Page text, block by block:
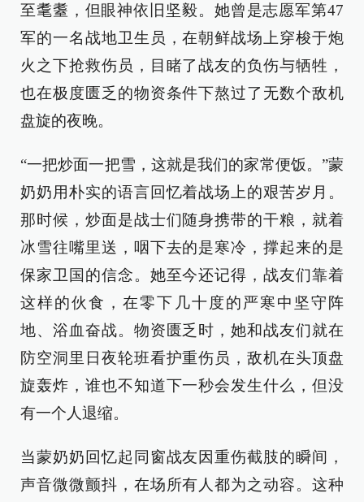
至耄耋，但眼神依旧坚毅。她曾是志愿军第47
军的一名战地卫生员，在朝鲜战场上穿梭于炮
火之下抢救伤员，目睹了战友的负伤与牺牲，
也在极度匮乏的物资条件下熬过了无数个敌机
盘旋的夜晚。
“一把炒面一把雪，这就是我们的家常便饭。”蒙
奶奶用朴实的语言回忆着战场上的艰苦岁月。
那时候，炒面是战士们随身携带的干粮，就着
冰雪往嘴里送，咽下去的是寒冷，撑起来的是
保家卫国的信念。她至今还记得，战友们靠着
这样的伙食，在零下几十度的严寒中坚守阵
地、浴血奋战。物资匮乏时，她和战友们就在
防空洞里日夜轮班看护重伤员，敌机在头顶盘
旋轰炸，谁也不知道下一秒会发生什么，但没
有一个人退缩。
当蒙奶奶回忆起同窗战友因重伤截肢的瞬间，
声音微微颤抖，在场所有人都为之动容。这种